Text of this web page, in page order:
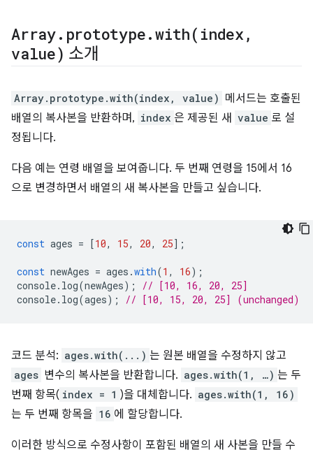
Array. prototype.with( index ,
value) 소개
Array.prototype.with(index, value) 메서드는 호출된
배열의 복사본을 반환하며, index 은 제공된 새 value 로 설
정됩니다.
다음 예는 연령 배열을 보여줍니다. 두 번째 연령을 15에서 16
으로 변경하면서 배열의 새 복사본을 만들고 싶습니다.
const ages = [10, 15, 20, 25];
const newAges = ages .with(1 , 16);
console. log(newAges);
// [10, 16, 20, 25]
console. log(ages); // [10, 15, 20, 25] (unchanged)
코드 분석: ages.with(...) 는 원본 배열을 수정하지 않고
ages 변수의 복사본을 반환합니다. ages.with(1, …) 는 두
번째 항목( index = 1 )을 대체합니다. ages.with(1, 16)
는 두 번째 항목을 16 에 할당합니다.
이러한 방식으로 수정사항이 포함된 배열의 새 사본을 만들 수